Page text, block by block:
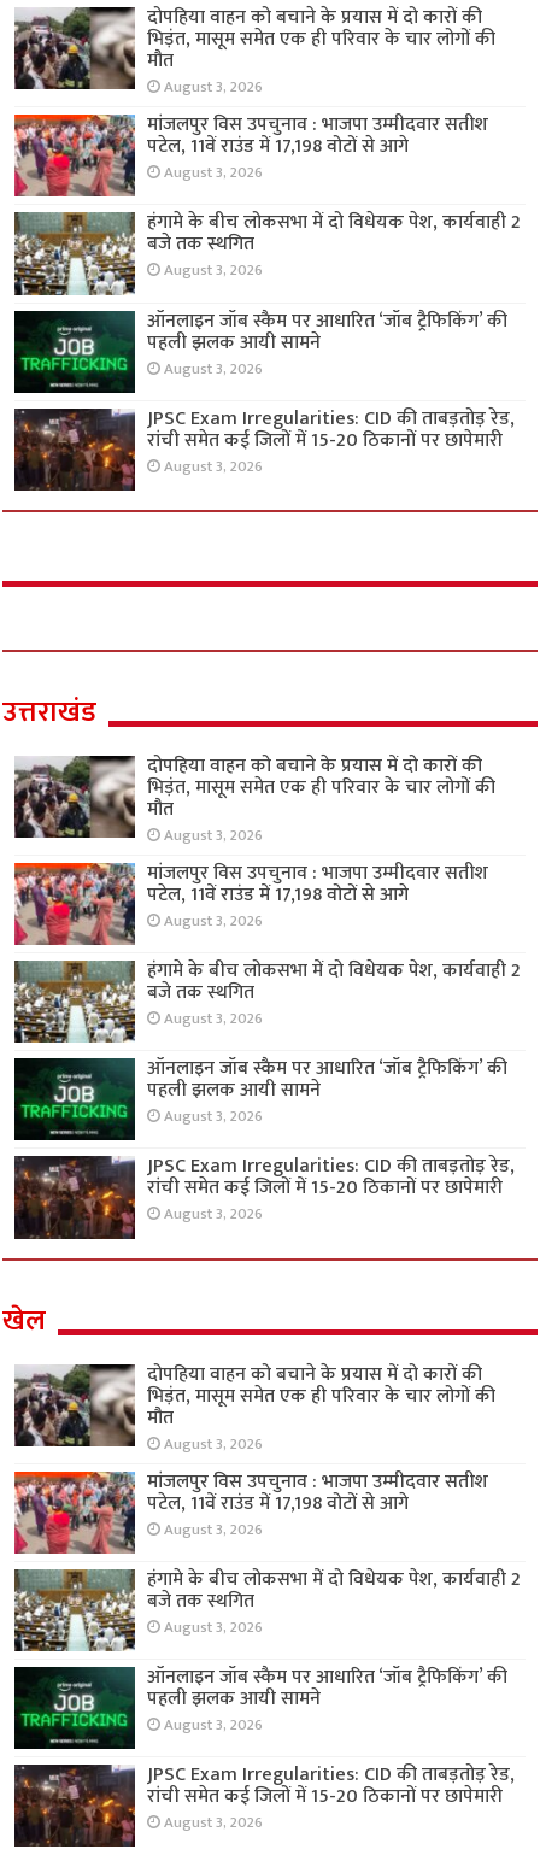
दोपहिया वाहन को बचाने के प्रयास में दो कारों की
भिड़ंत, मासूम समेत एक ही परिवार के चार लोगों की
मौत
August 3, 2026
मांजलपुर विस उपचुनाव : भाजपा उम्मीदवार सतीश
पटेल, 11वें राउंड में 17,198 वोटों से आगे
August 3, 2026
हंगामे के बीच लोकसभा में दो विधेयक पेश, कार्यवाही 2
बजे तक स्थगित
August 3, 2026
ऑनलाइन जॉब स्कैम पर आधारित ‘जॉब ट्रैफिकिंग’ की
पहली झलक आयी सामने
August 3, 2026
JPSC Exam Irregularities: CID की ताबड़तोड़ रेड,
रांची समेत कई जिलों में 15-20 ठिकानों पर छापेमारी
August 3, 2026
उत्तराखंड
दोपहिया वाहन को बचाने के प्रयास में दो कारों की
भिड़ंत, मासूम समेत एक ही परिवार के चार लोगों की
मौत
August 3, 2026
मांजलपुर विस उपचुनाव : भाजपा उम्मीदवार सतीश
पटेल, 11वें राउंड में 17,198 वोटों से आगे
August 3, 2026
हंगामे के बीच लोकसभा में दो विधेयक पेश, कार्यवाही 2
बजे तक स्थगित
August 3, 2026
ऑनलाइन जॉब स्कैम पर आधारित ‘जॉब ट्रैफिकिंग’ की
पहली झलक आयी सामने
August 3, 2026
JPSC Exam Irregularities: CID की ताबड़तोड़ रेड,
रांची समेत कई जिलों में 15-20 ठिकानों पर छापेमारी
August 3, 2026
खेल
दोपहिया वाहन को बचाने के प्रयास में दो कारों की
भिड़ंत, मासूम समेत एक ही परिवार के चार लोगों की
मौत
August 3, 2026
मांजलपुर विस उपचुनाव : भाजपा उम्मीदवार सतीश
पटेल, 11वें राउंड में 17,198 वोटों से आगे
August 3, 2026
हंगामे के बीच लोकसभा में दो विधेयक पेश, कार्यवाही 2
बजे तक स्थगित
August 3, 2026
ऑनलाइन जॉब स्कैम पर आधारित ‘जॉब ट्रैफिकिंग’ की
पहली झलक आयी सामने
August 3, 2026
JPSC Exam Irregularities: CID की ताबड़तोड़ रेड,
रांची समेत कई जिलों में 15-20 ठिकानों पर छापेमारी
August 3, 2026